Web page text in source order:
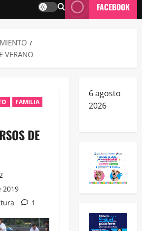
FACEBOOK
VERANO
FAMILIA
DE
2019
1
6 agosto
2026